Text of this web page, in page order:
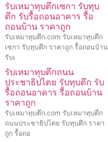
รับเหมาทุบตึกเซกา รับทุบ
ตึก รับรื้อถอนอาคาร รื้อ
ถอนบ้าน ราคาถูก
รับเหมาทุบตึก.com รับเหมาทุบตึก
เซกา รับทุบตึก ราคาถูก รื้อถอนบ้าน
รับเ
รับเหมาทุบตึกถนน
ประชาธิปไตย รับทุบตึก รับ
รื้อถอนอาคาร รื้อถอนบ้าน
ราคาถูก
รับเหมาทุบตึก.com รับเหมาทุบตึก
ถนนประชาธิปไตย รับทุบตึก ราคา
ถูก รื้อถอ